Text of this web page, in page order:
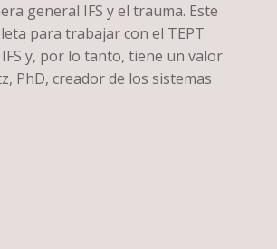
general IFS y el trauma. Este
para trabajar con el TEPT
y, por lo tanto, tiene un valor
PhD, creador de los sistemas